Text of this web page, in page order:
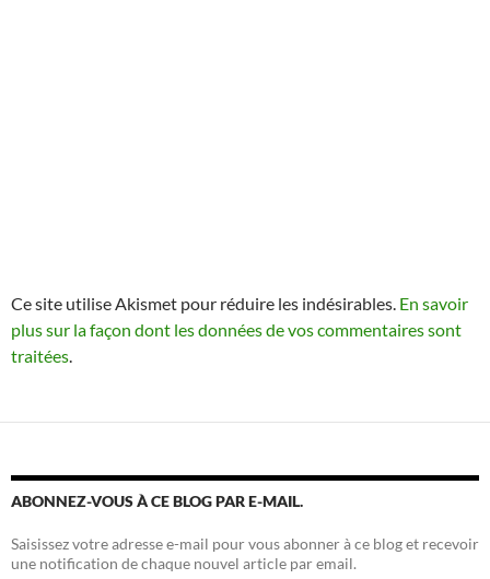
Ce site utilise Akismet pour réduire les indésirables. En savoir
plus sur la façon dont les données de vos commentaires sont
traitées.
ABONNEZ-VOUS À CE BLOG PAR E-MAIL.
Saisissez votre adresse e-mail pour vous abonner à ce blog et recevoir
une notification de chaque nouvel article par email.